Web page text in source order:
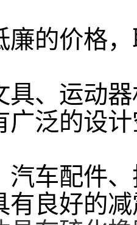
廉的价格
具、运动
广泛的设
汽车配件
有良好的